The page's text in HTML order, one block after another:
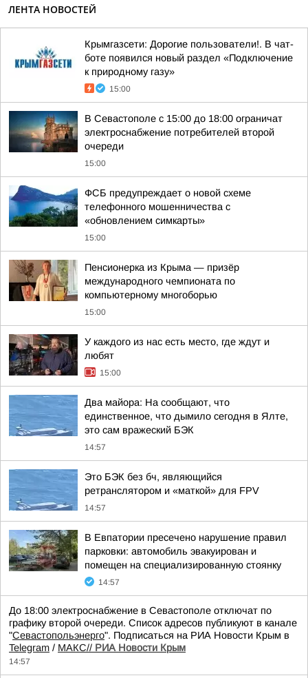
ЛЕНТА НОВОСТЕЙ
Крымгазсети: Дорогие пользователи!. В чат-
боте появился новый раздел «Подключение
к природному газу»
15:00
В Севастополе с 15:00 до 18:00 ограничат
электроснабжение потребителей второй
очереди
15:00
ФСБ предупреждает о новой схеме
телефонного мошенничества с
«обновлением симкарты»
15:00
Пенсионерка из Крыма — призёр
международного чемпионата по
компьютерному многоборью
15:00
У каждого из нас есть место, где ждут и
любят
15:00
Два майора: На сообщают, что
единственное, что дымило сегодня в Ялте,
это сам вражеский БЭК
14:57
Это БЭК без бч, являющийся
ретранслятором и «маткой» для FPV
14:57
В Евпатории пресечено нарушение правил
парковки: автомобиль эвакуирован и
помещен на специализированную стоянку
14:57
До 18:00 электроснабжение в Севастополе отключат по
графику второй очереди. Список адресов публикуют в канале
"Севастопольэнерго". Подписаться на РИА Новости Крым в
Telegram / МАКС// РИА Новости Крым
14:57